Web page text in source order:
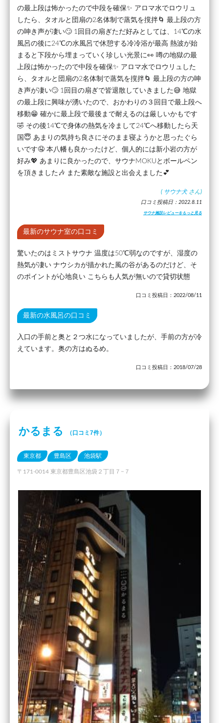
の最上段は怖かったので中段を確保✨ アロマ水でロウリュ
したら、タオルと団扇の2名体制で蒸気を撹拌🌀 最上段の方
の呻き声が凄い🙄 1回目の扇ぎただ好みとしては、14℃の水
風呂の後に24℃の水風呂で休憩する冷冷浴が最高 熱波が始
まると下段から埋まっていく珍しい光景に👀 噂の地獄の最
上段は怖かったので中段を確保✨ アロマ水でロウリュした
ら、タオルと団扇の2名体制で蒸気を撹拌🌀 最上段の方の呻
き声が凄い🙄 1回目の扇ぎで皆退散していきました😅 地獄
の最上段に興味が湧いたので、おかわりの３回目で最上段へ
移動😁 確かに最上段で最後まで耐えるのは厳しいかもです
🤣 その後14℃で身体の熱気を冷まして24℃へ移動したら天
国😇 あまりの気持ち良さにそのまま寝ようかと思ったぐら
いです🤤 本八幡も良かったけど、個人的には新小岩の方が
好み💖 あまりに良かったので、サウナMOKUとボールペン
を頂きました🎶 また素敵な施設と出会えました💕
( サウナ犬 さん)
口コミ投稿日：2022.8.11
サウナ施設レビューをもっと見る
最新のサウナ室の口コミ
驚いたのはミストサウナ 温度は50℃弱なのですが、湿度の
熱気が凄い ナウシカが描かれた風の谷があるのだけど、そ
のポイントが心地良い こちらも人気が無いので貸切状態
口コミ投稿日：2022/08/11
最新の水風呂の口コミ
入口の手前と奥と２つ水になっていましたが、手前の方が冷
えています。奥の方はぬるめ。
口コミ投稿日：2018/07/28
かるまる （口コミ7件）
東京都 豊島区 池袋駅
〒171-0014 東京都豊島区池袋２丁目７−７